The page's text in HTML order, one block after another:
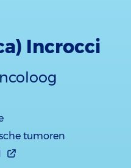
Incrocci
tumoren